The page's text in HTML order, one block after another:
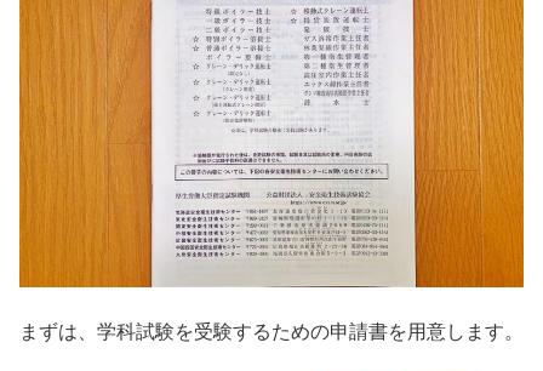
まずは、学科試験を受験するための申請書を用意します。